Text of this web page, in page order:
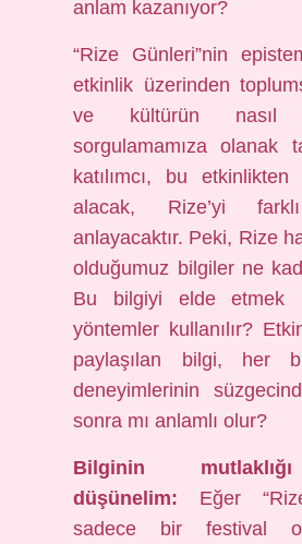
anlam kazanıyor?
“Rize Günleri”nin
etkinlik üzerinden
ve kültürün nasıl
sorgulamamıza olanak
katılımcı, bu
alacak, Rize’yi
anlayacaktır. Peki, Rize
olduğumuz bilgiler ne
Bu bilgiyi elde etmek
yöntemler kullanılır?
paylaşılan bilgi, her
deneyimlerinin
sonra mı anlamlı olur?
Bilginin
düşünelim: Eğer
sadece bir festival